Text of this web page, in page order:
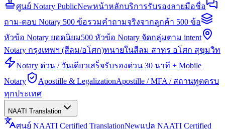
ศูนย์ Notary PublicNewหน้าหลักบริการรับรองลายมือชื่อ
ถาม-ตอบ Notary 500 ข้อรวมคำถามจริงจากลูกค้า 500 ข้อ
หัวข้อ Notary ยอดนิยม500 หัวข้อ Notary จัดกลุ่มตาม intent
Notary กรุงเทพฯ (สีลม/อโศก)ทนายในสีลม สาทร อโศก สุขุมวิท
Notary ด่วน / วันเดียวเสร็จรับรองด่วน 30 นาที + Mobile
Notary
Apostille & LegalizationApostille / MFA / สถานทูตครบ
ทุกประเทศ
NAATI Translation
ศูนย์ NAATI Certified TranslationNewแปล NAATI Certified